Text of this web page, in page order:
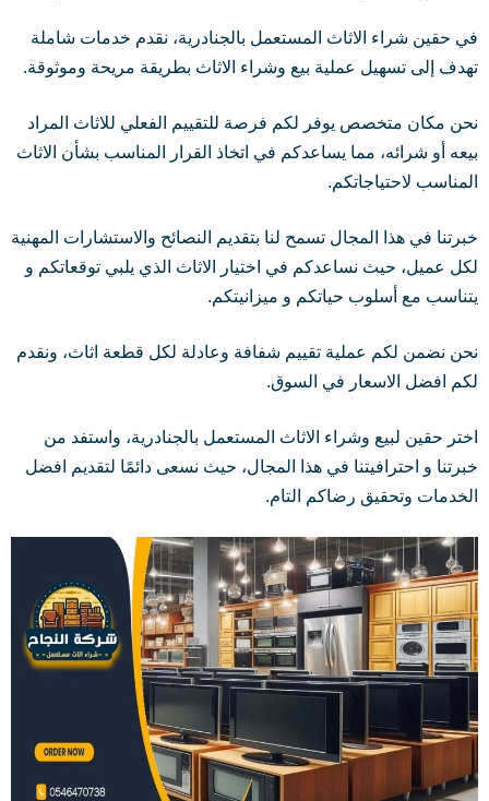
في حقين شراء الاثاث المستعمل بالجنادرية، نقدم خدمات شاملة
تهدف إلى تسهيل عملية بيع وشراء الاثاث بطريقة مريحة وموثوقة.
نحن مكان متخصص يوفر لكم فرصة للتقييم الفعلي للاثاث المراد
بيعه أو شرائه، مما يساعدكم في اتخاذ القرار المناسب بشأن الاثاث
المناسب لاحتياجاتكم.
خبرتنا في هذا المجال تسمح لنا بتقديم النصائح والاستشارات المهنية
لكل عميل، حيث نساعدكم في اختيار الاثاث الذي يلبي توقعاتكم و
يتناسب مع أسلوب حياتكم و ميزانيتكم.
نحن نضمن لكم عملية تقييم شفافة وعادلة لكل قطعة اثاث، ونقدم
لكم افضل الاسعار في السوق.
اختر حقين لبيع وشراء الاثاث المستعمل بالجنادرية، واستفد من
خبرتنا و احترافيتنا في هذا المجال، حيث نسعى دائمًا لتقديم افضل
الخدمات وتحقيق رضاكم التام.